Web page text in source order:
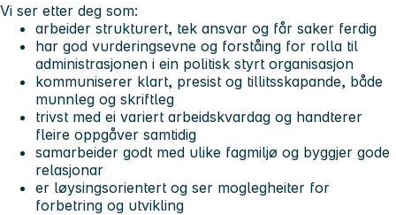
Vi ser etter deg som:
arbeider strukturert, tek ansvar og får saker ferdig
har god vurderingsevne og forståing for rolla til
administrasjonen i ein politisk styrt organisasjon
kommuniserer klart, presist og tillitsskapande, både
munnleg og skriftleg
trivst med ei variert arbeidskvardag og handterer
fleire oppgåver samtidig
samarbeider godt med ulike fagmiljø og byggjer gode
relasjonar
er løysingsorientert og ser moglegheiter for
forbetring og utvikling